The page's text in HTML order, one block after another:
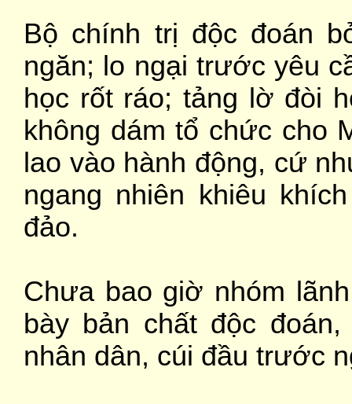
Bộ chính trị độc đoán
ngăn; lo ngại trước yêu
học rốt ráo; tảng lờ đòi
không dám tổ chức cho
lao vào hành động, cứ
ngang nhiên khiêu
đảo.
Chưa bao giờ nhóm
bày bản chất độc
nhân dân, cúi đầu trước